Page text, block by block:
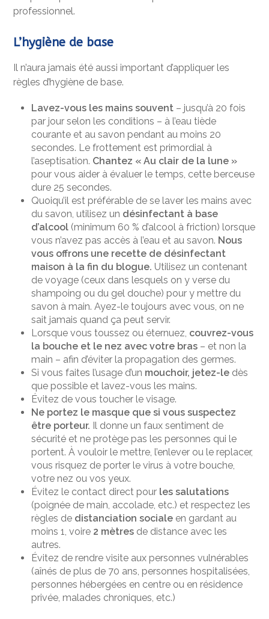
professionnel.
L’hygiène de base
Il n’aura jamais été aussi important d’appliquer les
règles d’hygiène de base.
Lavez-vous les mains souvent – jusqu’à 20 fois
par jour selon les conditions – à l’eau tiède
courante et au savon pendant au moins 20
secondes. Le frottement est primordial à
l’aseptisation. Chantez « Au clair de la lune »
pour vous aider à évaluer le temps, cette berceuse
dure 25 secondes.
Quoiqu’il est préférable de se laver les mains avec
du savon, utilisez un désinfectant à base
d’alcool (minimum 60 % d’alcool à friction) lorsque
vous n’avez pas accès à l’eau et au savon. Nous
vous offrons une recette de désinfectant
maison à la fin du blogue. Utilisez un contenant
de voyage (ceux dans lesquels on y verse du
shampoing ou du gel douche) pour y mettre du
savon à main. Ayez-le toujours avec vous, on ne
sait jamais quand ça peut servir.
Lorsque vous toussez ou éternuez, couvrez-vous
la bouche et le nez avec votre bras – et non la
main – afin d’éviter la propagation des germes.
Si vous faites l’usage d’un mouchoir, jetez-le dès
que possible et lavez-vous les mains.
Évitez de vous toucher le visage.
Ne portez le masque que si vous suspectez
être porteur. Il donne un faux sentiment de
sécurité et ne protège pas les personnes qui le
portent. À vouloir le mettre, l’enlever ou le replacer,
vous risquez de porter le virus à votre bouche,
votre nez ou vos yeux.
Évitez le contact direct pour les salutations
(poignée de main, accolade, etc.) et respectez les
règles de distanciation sociale en gardant au
moins 1, voire 2 mètres de distance avec les
autres.
Évitez de rendre visite aux personnes vulnérables
(aînés de plus de 70 ans, personnes hospitalisées,
personnes hébergées en centre ou en résidence
privée, malades chroniques, etc.)